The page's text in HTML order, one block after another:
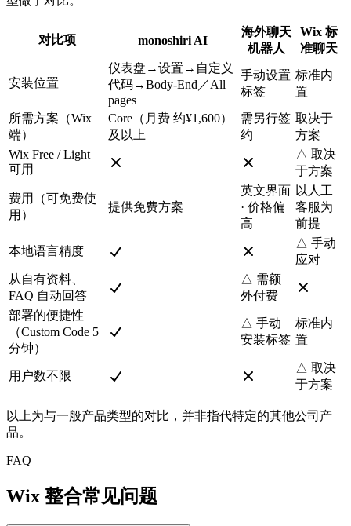
对比项 monoshiri AI
海外聊天
机器人
Wix 标
准聊天
安装位置
仪表盘→设置→自定义
代码→Body-End／All
pages
手动设置
标签
标准内
置
所需方案（Wix
端）
Core（月费 约¥1,600）
及以上
需另行签
约
取决于
方案
Wix Free / Light
可用
△ 取决
于方案
费用（可免费使
用）
提供免费方案
英文界面
· 价格偏
高
以人工
客服为
前提
本地语言精度
△ 手动
应对
从自有资料、
FAQ 自动回答
△ 需额
外付费
部署的便捷性
（Custom Code 5
分钟）
△ 手动
安装标签
标准内
置
用户数不限
△ 取决
于方案
以上为与一般产品类型的对比，并非指代特定的其他公司产
品。
FAQ
Wix 整合常见问题